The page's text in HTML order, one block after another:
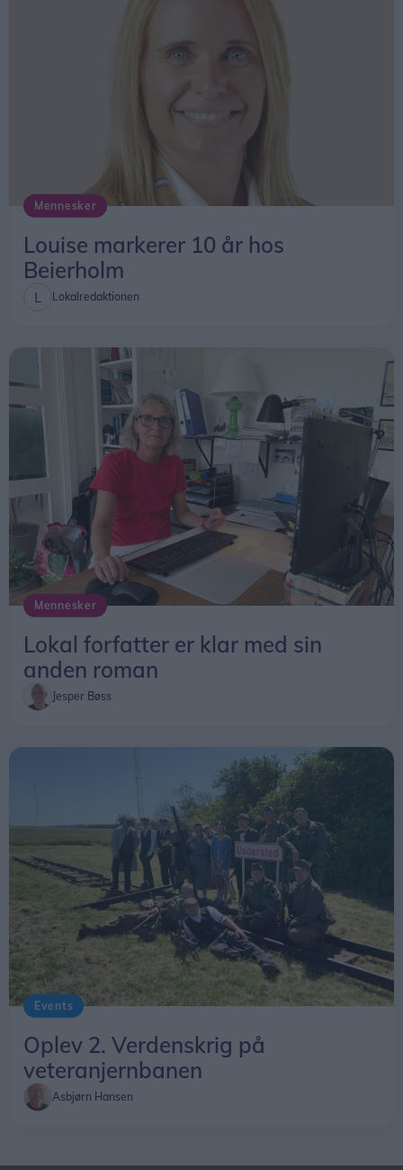
Mennesker
Louise markerer 10 år hos
Beierholm
Lokalredaktionen
Mennesker
Lokal forfatter er klar med sin
anden roman
Jesper Bøss
Events
Oplev 2. Verdenskrig på
veteranjernbanen
Asbjørn Hansen